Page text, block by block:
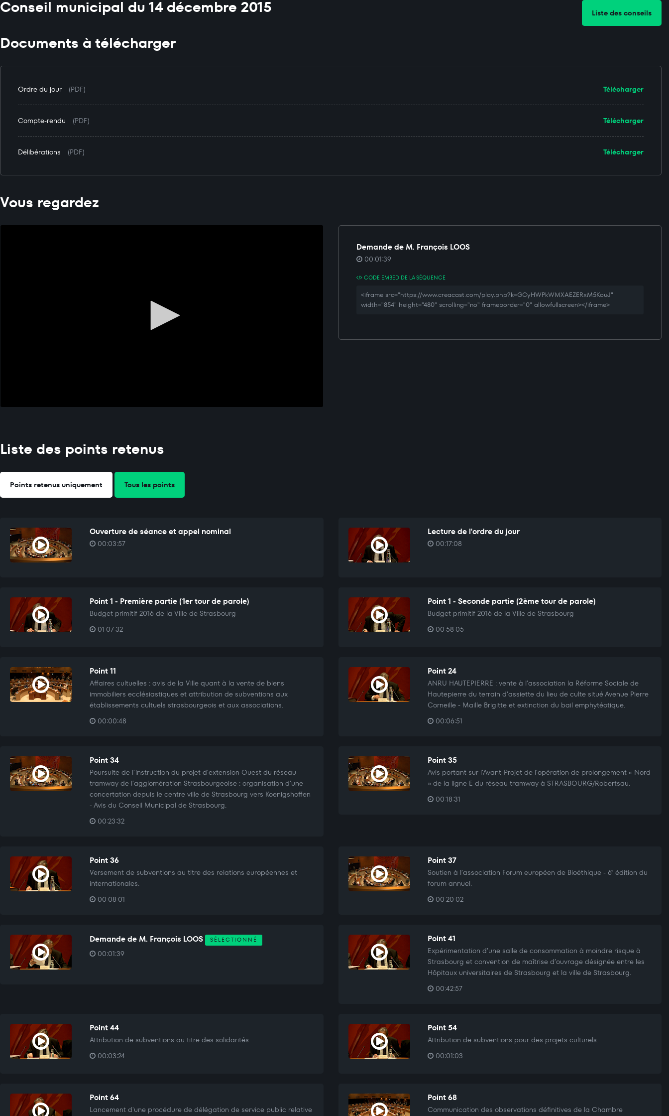
Conseil municipal du 14 décembre 2015 Liste des conseils
Documents à télécharger
Télécharger
Ordre du jour (PDF)
Télécharger
Compte-rendu (PDF)
Télécharger
Délibérations (PDF)
Vous regardez
Demande de M. François LOOS
00:01:39
CODE EMBED DE LA SÉQUENCE
<iframe src="https://www.creacast.com/play.php?k=GCyHWPkWMXAEZERxM5KouJ"
width="854" height="480" scrolling="no" frameborder="0" allowfullscreen></iframe>
Liste des points retenus
Points retenus uniquement Tous les points
Ouverture de séance et appel nominal
00:03:57
Lecture de l'ordre du jour
00:17:08
Point 1 - Première partie (1er tour de parole)
Budget primitif 2016 de la Ville de Strasbourg
01:07:32
Point 1 - Seconde partie (2ème tour de parole)
Budget primitif 2016 de la Ville de Strasbourg
00:58:05
Point 11
Affaires cultuelles : avis de la Ville quant à la vente de biens
immobiliers ecclésiastiques et attribution de subventions aux
établissements cultuels strasbourgeois et aux associations.
00:00:48
Point 24
ANRU HAUTEPIERRE : vente à l’association la Réforme Sociale de
Hautepierre du terrain d’assiette du lieu de culte situé Avenue Pierre
Corneille - Maille Brigitte et extinction du bail emphytéotique.
00:06:51
Point 34
Poursuite de l’instruction du projet d’extension Ouest du réseau
tramway de l’agglomération Strasbourgeoise : organisation d’une
concertation depuis le centre ville de Strasbourg vers Koenigshoffen
- Avis du Conseil Municipal de Strasbourg.
00:23:32
Point 35
Avis portant sur l’Avant-Projet de l’opération de prolongement « Nord
» de la ligne E du réseau tramway à STRASBOURG/Robertsau.
00:18:31
Point 36
Versement de subventions au titre des relations européennes et
internationales.
00:08:01
Point 37
Soutien à l’association Forum européen de Bioéthique - 6° édition du
forum annuel.
00:20:02
Demande de M. François LOOS SÉLECTIONNÉ
00:01:39
Point 41
Expérimentation d’une salle de consommation à moindre risque à
Strasbourg et convention de maîtrise d’ouvrage désignée entre les
Hôpitaux universitaires de Strasbourg et la ville de Strasbourg.
00:42:57
Point 44
Attribution de subventions au titre des solidarités.
00:03:24
Point 54
Attribution de subventions pour des projets culturels.
00:01:03
Point 64
Lancement d'une procédure de délégation de service public relative
Point 68
Communication des observations définitives de la Chambre